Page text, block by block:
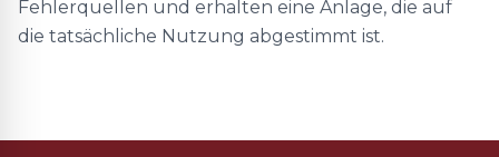
Fehlerquellen und erhalten eine Anlage, die auf
die tatsächliche Nutzung abgestimmt ist.